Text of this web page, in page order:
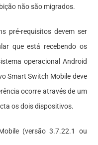
não são migrados.
pré-requisitos devem ser
que está recebendo os
operacional Android
Smart Switch Mobile deve
ocorre através de um
os dois dispositivos.
(versão 3.7.22.1 ou